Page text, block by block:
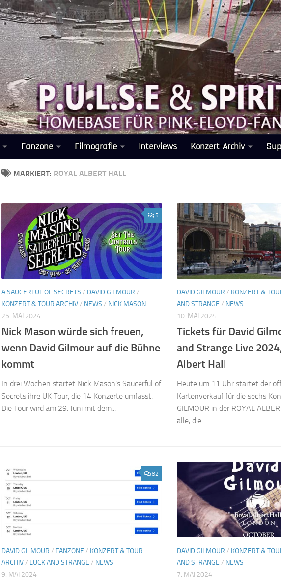
Fanzone Filmografie Interviews Konzert-Archiv
MARKIERT: ROYAL ALBERT HALL
5
A SAUCERFUL OF SECRETS / DAVID GILMOUR /
KONZERT & TOUR ARCHIV/ NEWS / NICK MASON
25. MAI 2024
Nick Mason würde sich freuen,
wenn David Gilmour auf die Bühne
kommt
In drei Wochen startet Nick Mason’s Saucerful of
Secrets ihre UK Tour, die 14 Konzerte umfasst.
Die Tour wird am 29. Juni mit dem...
DAVID GILMOUR / KONZERT &
AND STRANGE / NEWS
10. MAI 2024
Tickets für David
and Strange Live
Albert Hall
Heute um 11 Uhr startet der
Kartenverkauf für die sechs
GILMOUR in der ROYAL
alle, die...
82
DAVID GILMOUR / FANZONE / KONZERT & TOUR
ARCHIV/ LUCK AND STRANGE / NEWS
9. MAI 2024
DAVID GILMOUR / KONZERT &
AND STRANGE / NEWS
7. MAI 2024